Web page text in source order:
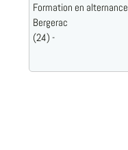
Formation en alternance
Bergerac
(24) -